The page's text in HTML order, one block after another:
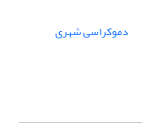
دموکراسی شهری